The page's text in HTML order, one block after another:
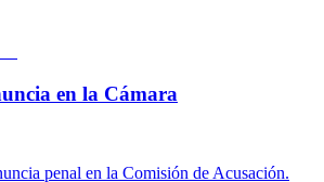
en la Cámara
penal en la Comisión de Acusación.